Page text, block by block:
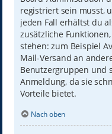
registriert sein musst,
jeden Fall erhältst du
zusätzliche
stehen: zum Beispiel
Mail-Versand an
Benutzergruppen und
Anmeldung, da sie
Vorteile bietet.
Nach oben